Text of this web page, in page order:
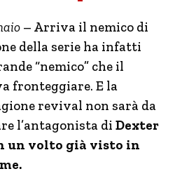
– Arriva il nemico di
della serie ha infatti
“nemico” che il
fronteggiare. E la
revival non sarà da
l’antagonista di Dexter
un volto già visto in